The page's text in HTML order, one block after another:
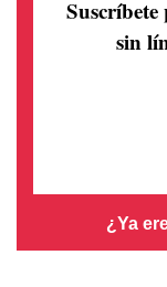
Suscríbete
sin
¿Ya